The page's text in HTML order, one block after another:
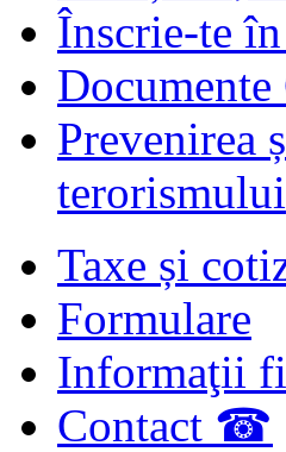
Înscrie-te
Prevenirea
terorismului
Taxe și
Formulare
Informaţii
Contact ☎